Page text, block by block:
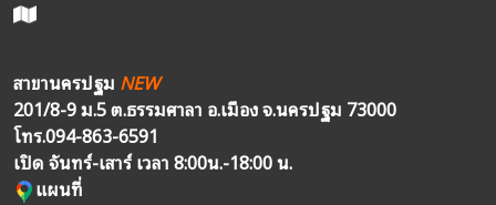
สาขานครปฐม NEW
201/8-9 ม.5 ต.ธรรมศาลา อ.เมือง จ.นครปฐม 73000
โทร.094-863-6591
เปิด จันทร์-เสาร์ เวลา 8:00น.-18:00 น.
แผนที่